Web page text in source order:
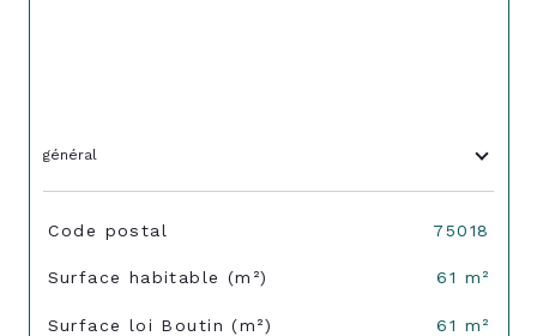
général
TRAD_SIROCCO_Caracteristique
Code postal 75018
Surface habitable (m²) 61 m²
Surface loi Boutin (m²) 61 m²